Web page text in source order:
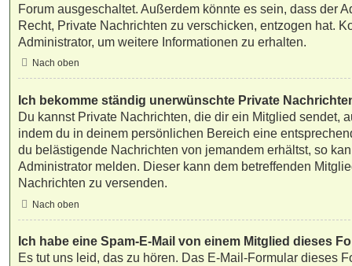
Forum ausgeschaltet. Außerdem könnte es sein, dass der
Recht, Private Nachrichten zu verschicken, entzogen hat.
Administrator, um weitere Informationen zu erhalten.
Nach oben
Ich bekomme ständig unerwünschte Private
Du kannst Private Nachrichten, die dir ein Mitglied sendet,
indem du in deinem persönlichen Bereich eine
du belästigende Nachrichten von jemandem erhältst, so
Administrator melden. Dieser kann dem betreffenden
Nachrichten zu versenden.
Nach oben
Ich habe eine Spam-E-Mail von einem Mitglied dieses
Es tut uns leid, das zu hören. Das E-Mail-Formular dieses